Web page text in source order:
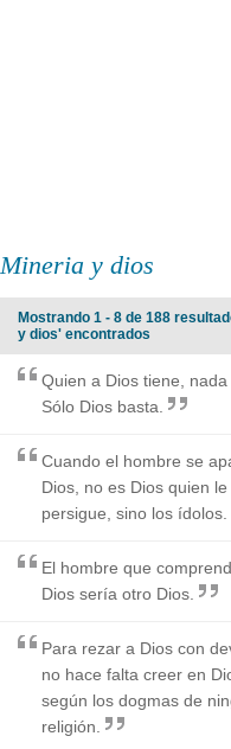
Mineria y dios
Mostrando 1 - 8 de 188
y dios' encontrados
Quien a Dios tiene, nada
Sólo Dios basta.
Cuando el hombre se
Dios, no es Dios quien le
persigue, sino los ídolos.
El hombre que
Dios sería otro Dios.
Para rezar a Dios con
no hace falta creer en
según los dogmas de
religión.